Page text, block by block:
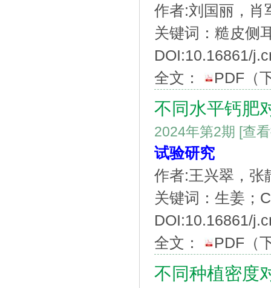
作者:刘国丽，肖
关键词：糙皮侧
DOI:10.16861/
全文：
PDF （
不同水平钙肥
2024年第2期 [查
试验研究
作者:王兴翠，张
关键词：生姜；
DOI:10.16861/
全文：
PDF （
不同种植密度